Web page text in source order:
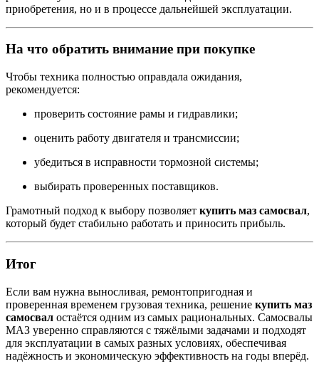
приобретения, но и в процессе дальнейшей эксплуатации.
На что обратить внимание при покупке
Чтобы техника полностью оправдала ожидания,
рекомендуется:
проверить состояние рамы и гидравлики;
оценить работу двигателя и трансмиссии;
убедиться в исправности тормозной системы;
выбирать проверенных поставщиков.
Грамотный подход к выбору позволяет купить маз самосвал,
который будет стабильно работать и приносить прибыль.
Итог
Если вам нужна выносливая, ремонтопригодная и
проверенная временем грузовая техника, решение купить маз
самосвал остаётся одним из самых рациональных. Самосвалы
МАЗ уверенно справляются с тяжёлыми задачами и подходят
для эксплуатации в самых разных условиях, обеспечивая
надёжность и экономическую эффективность на годы вперёд.